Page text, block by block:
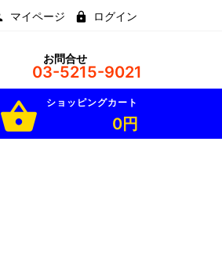
マイページ ログイン
お問合せ
03-5215-9021
shopping_basket ショッピングカート
0円